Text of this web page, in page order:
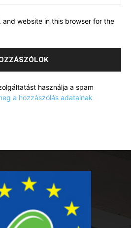
and website in this browser for the
használja a spam
a hozzászólás adatainak